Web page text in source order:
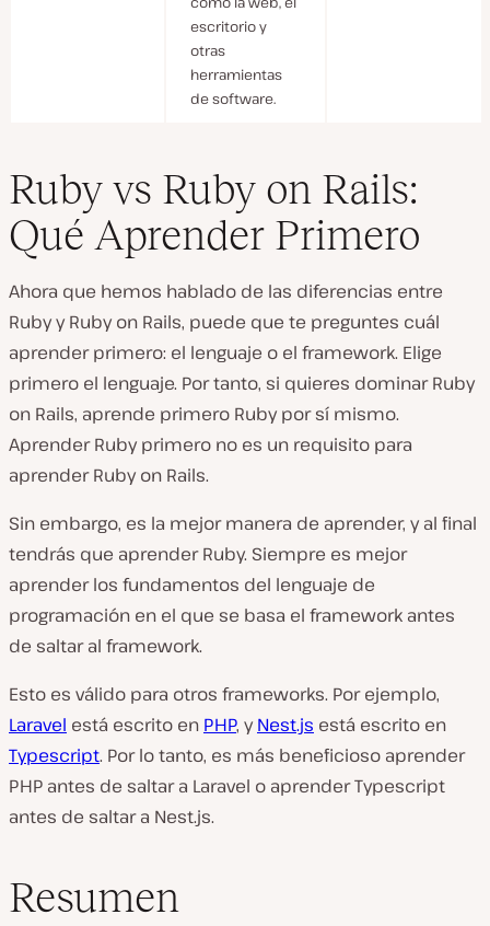
escritorio y
otras
herramientas
de software.
Ruby vs Ruby on Rails:
Qué Aprender Primero
Ahora que hemos hablado de las diferencias entre
Ruby y Ruby on Rails, puede que te preguntes cuál
aprender primero: el lenguaje o el framework. Elige
primero el lenguaje. Por tanto, si quieres dominar Ruby
on Rails, aprende primero Ruby por sí mismo.
Aprender Ruby primero no es un requisito para
aprender Ruby on Rails.
Sin embargo, es la mejor manera de aprender, y al final
tendrás que aprender Ruby. Siempre es mejor
aprender los fundamentos del lenguaje de
programación en el que se basa el framework antes
de saltar al framework.
Esto es válido para otros frameworks. Por ejemplo,
Laravel está escrito en PHP, yNest.js está escrito en
Typescript. Por lo tanto, es más beneficioso aprender
PHP antes de saltar a Laravel o aprender Typescript
antes de saltar a Nest.js.
Resumen